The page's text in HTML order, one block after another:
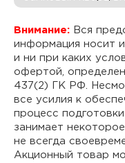
Внимание: Вся
информация носит
и ни при каких
офертой,
437(2) ГК РФ.
все усилия к
процесс
занимает
не всегда
Акционный товар